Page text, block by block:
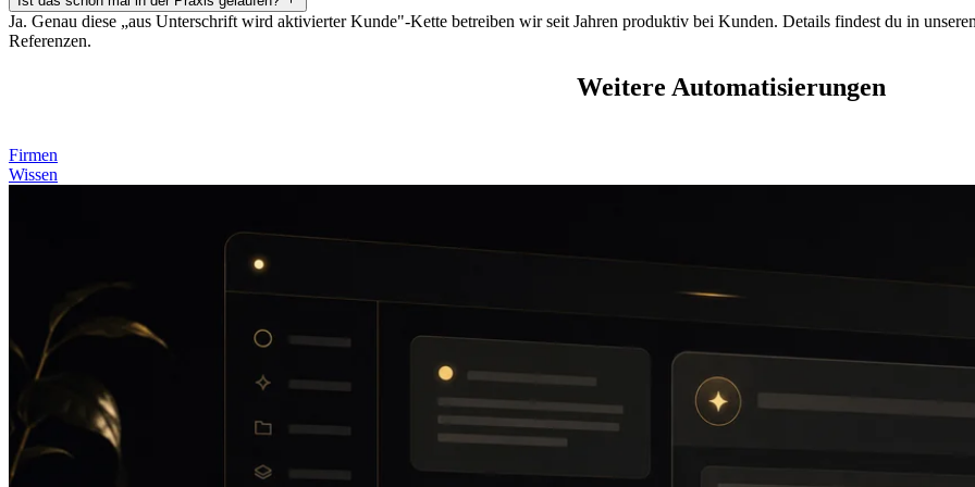
Ja. Genau diese „aus Unterschrift wird aktivierter Kunde"-Kette betreiben wir seit Jahren produktiv bei Kunden. Details findest du in
Referenzen.
Weitere Automatisierungen
Firmen
Wissen